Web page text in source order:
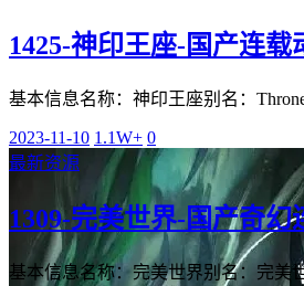
1425-神印王座-国产连载
基本信息名称：神印王座别名：
2023-11-10 1.1W+ 0
最新资源
1309-完美世界-国产奇幻
基本信息名称：完美世界别名：完美